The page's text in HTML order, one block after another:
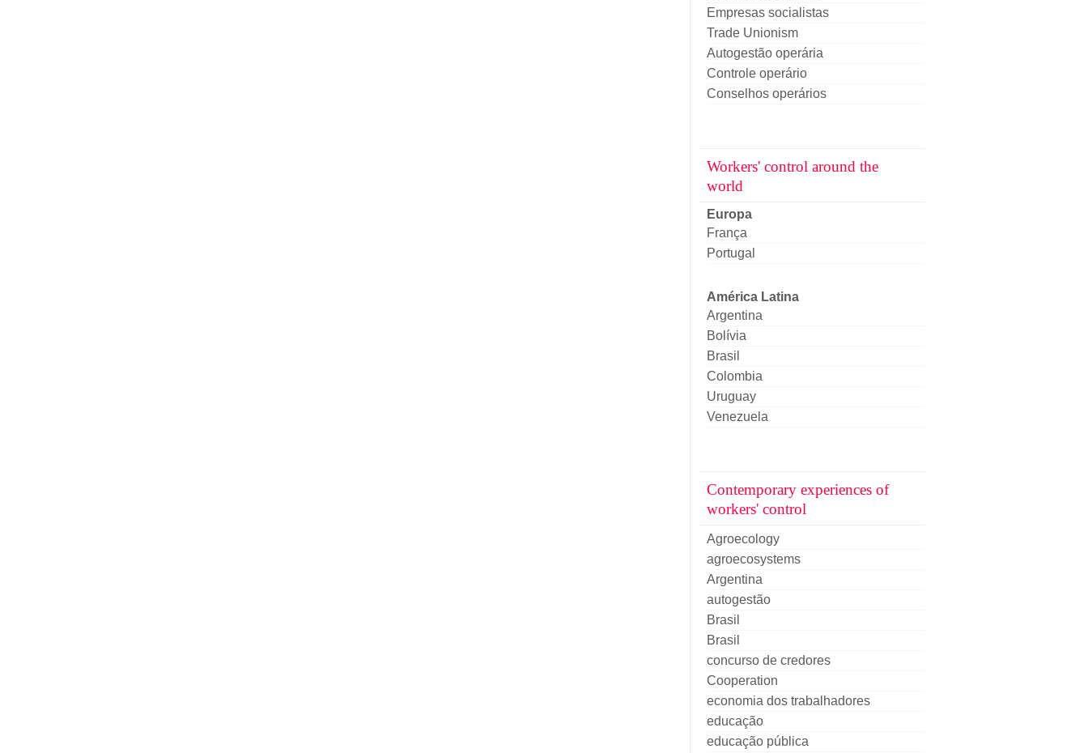
Empresas socialistas
Trade Unionism
Autogestão operária
Controle operário
Conselhos operários
Workers' control around the
world
Europa
França
Portugal
América Latina
Argentina
Bolívia
Brasil
Colombia
Uruguay
Venezuela
Contemporary experiences of
workers' control
Agroecology
agroecosystems
Argentina
autogestão
Brasil
Brasil
concurso de credores
Cooperation
economia dos trabalhadores
educação
educação pública